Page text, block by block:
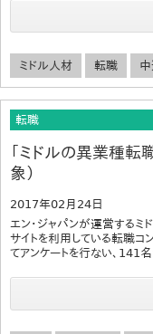
ミドル人材 転職
転職
「ミドルの異業種転
象）
2017年02月24日
エン・ジャパンが運営するミ
サイトを利用している転職コ
てアンケートを行ない、141